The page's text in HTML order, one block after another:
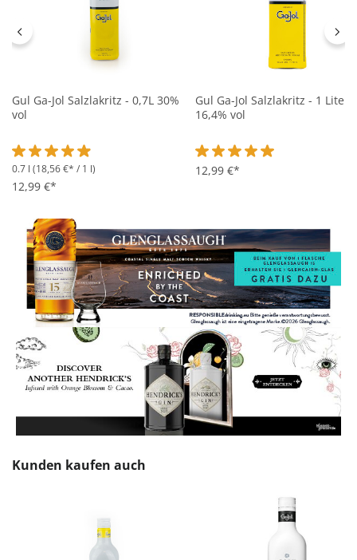
Gul Ga-Jol Salzlakritz - 0,7L 30%
vol
Durchschnittliche Bewertung von 4.9 von 5 Sternen
0.7 l (18,56 €* / 1 l)
12,99 €*
Gul Ga-Jol Salzlakritz - 1 Liter
16,4% vol
Durchschnittliche
12,99 €*
Produktgalerie überspringen
Kunden kaufen auch